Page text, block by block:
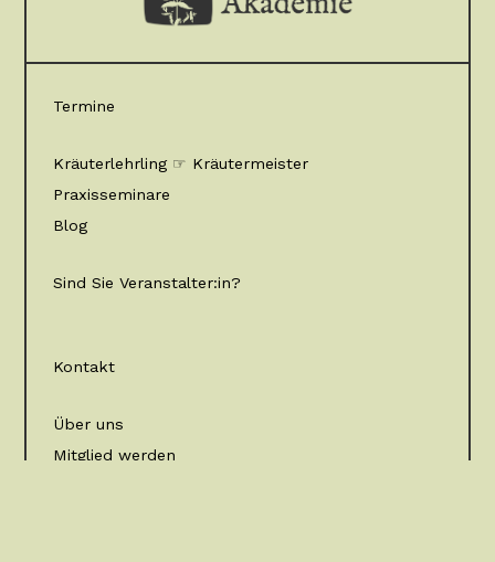
Termine
Kräuterlehrling ☞ Kräutermeister
Praxisseminare
Blog
Sind Sie Veranstalter:in?
Kontakt
Über uns
Mitglied werden